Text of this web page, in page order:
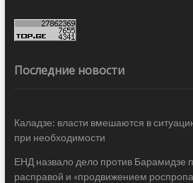
Последние новости
Каладзе: власти вмешаются в
при необходимости
ЕНД назвало дело против Барамидзе
расправой и «продвижением